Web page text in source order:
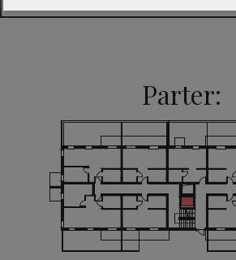
Parter: